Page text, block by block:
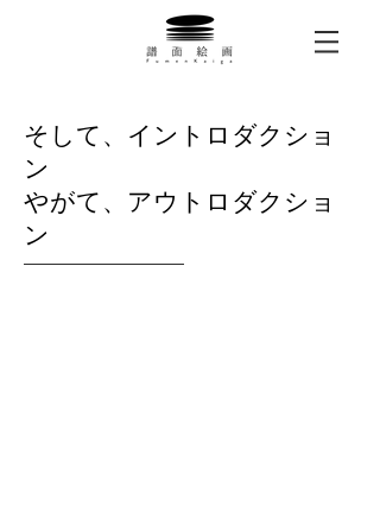
​そして、イントロダクショ
ン
やがて、アウトロダクショ
ン